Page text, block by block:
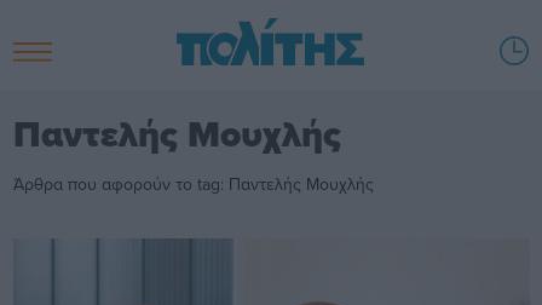
Παντελής Μουχλής
Άρθρα που αφορούν το tag: Παντελής Μουχλής